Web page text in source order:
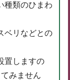
種類のひまわ
ベリなどとの
置しますの
みません